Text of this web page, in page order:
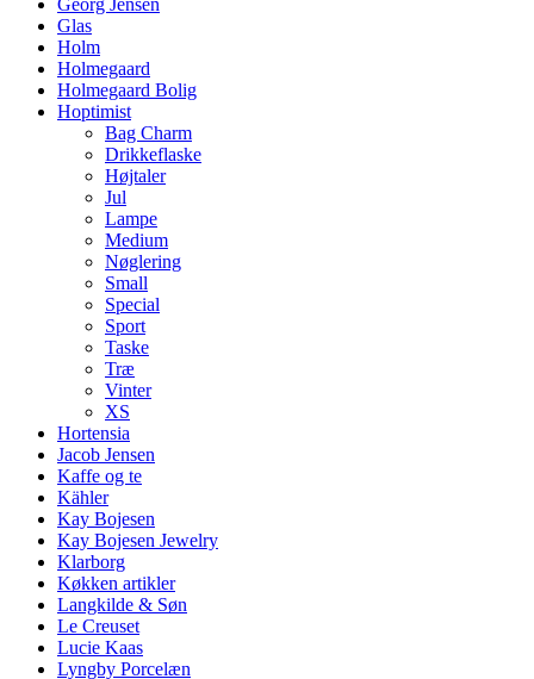
Glas
Holm
Holmegaard
Holmegaard Bolig
Hoptimist
Bag Charm
Drikkeflaske
Højtaler
Jul
Lampe
Medium
Nøglering
Small
Special
Sport
Taske
Træ
Vinter
XS
Hortensia
Jacob Jensen
Kaffe og te
Kähler
Kay Bojesen
Kay Bojesen Jewelry
Klarborg
Køkken artikler
Langkilde & Søn
Le Creuset
Lucie Kaas
Lyngby Porcelæn